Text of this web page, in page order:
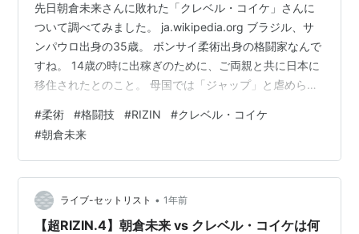
先日朝倉未来さんに敗れた「クレベル・コイケ」さんに
ついて調べてみました。 ja.wikipedia.org ブラジル、サ
ンパウロ出身の35歳。 ボンサイ柔術出身の格闘家なんで
すね。 14歳の時に出稼ぎのために、ご両親と共に日本に
移住されたとのこと。 母国では「ジャップ」と虐めら
のこと。 ご自身のアイデンティティーの面で、かなり淋
しい思いをされたことと察します。 自暴自棄になった時
もあったと思います。しかしそれを乗り越え、柔術を通
じて、ここまで有名になって本当に頑張ったんですね。
ja.wikipedia.org 「ボンサイ柔術」の理念も格好いい…
#柔術 #格闘技 #RIZIN #クレベル・コイケ
#朝倉未来
ライブ-セットリスト • 1年前
【超RIZIN.4】朝倉未来 vs クレベル・コイケは何